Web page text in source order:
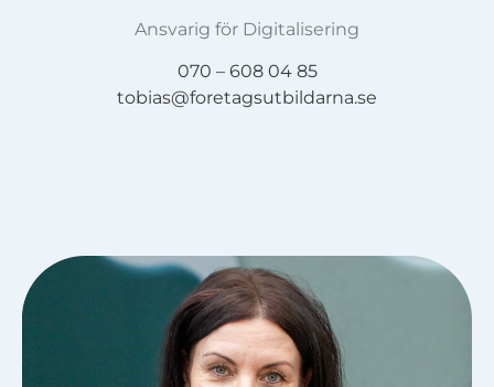
Ansvarig för Digitalisering
070 – 608 04 85
tobias@foretagsutbildarna.se